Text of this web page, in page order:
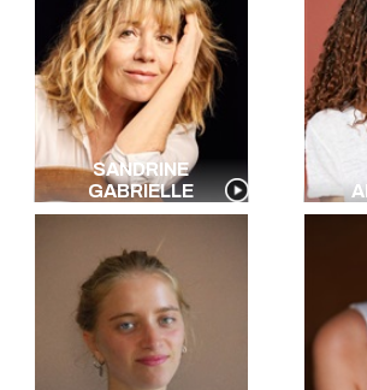
SANDRINE
GABRIELLE